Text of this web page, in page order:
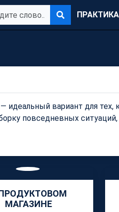
ПРАКТИКА
вариант для тех,
повседневных
МАГАЗИНЕ